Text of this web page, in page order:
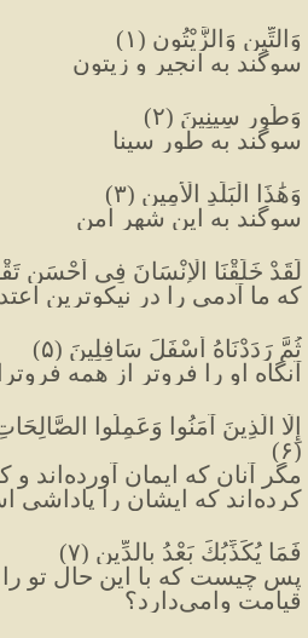
وَالتِّينِ وَالزَّيْتُونِ (١)
سوگند به انجير و زيتون
وَطُورِ سِينِينَ (٢)
سوگند به طور سینا
وَهَٰذَا الْبَلَدِ الْأَمِينِ (٣)
سوگند به اين شهر امن
لَقَدْ خَلَقْنَا الْإِنْسَانَ فِي أَحْسَنِ
كه ما آدمى را در نيكوترین
ثُمَّ رَدَدْنَاهُ أَسْفَلَ سَافِلِينَ (۵)
آنگاه او را فروتر از همه
(۶)
كرده‌اند كه ایشان را پاداشی است ناگسسته.
فَمَا يُكَذِّبُكَ بَعْدُ بِالدِّينِ (٧)
قيامت وامى‌دارد؟